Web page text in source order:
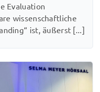
Evaluation
wissenschaftliche
ist, äußerst [...]